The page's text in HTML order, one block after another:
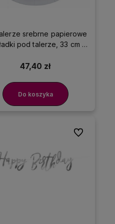
srebrne papierowe
pod talerze, 33 cm 10
47,40 zł
Do koszyka
Do ulubionych